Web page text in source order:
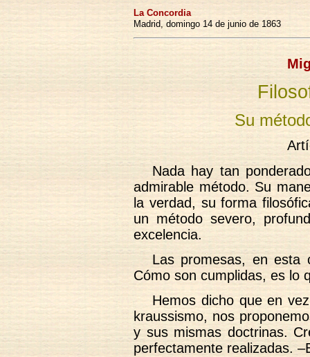
La Concordia
Madrid, domingo 14 de junio de 1863
Su
Nada hay tan
admirable método. Su
la verdad, su forma
un método severo,
excelencia.
Las promesas, en esta
Cómo son cumplidas, es lo
Hemos dicho que en
kraussismo, nos
y sus mismas doctrinas.
perfectamente realizadas.